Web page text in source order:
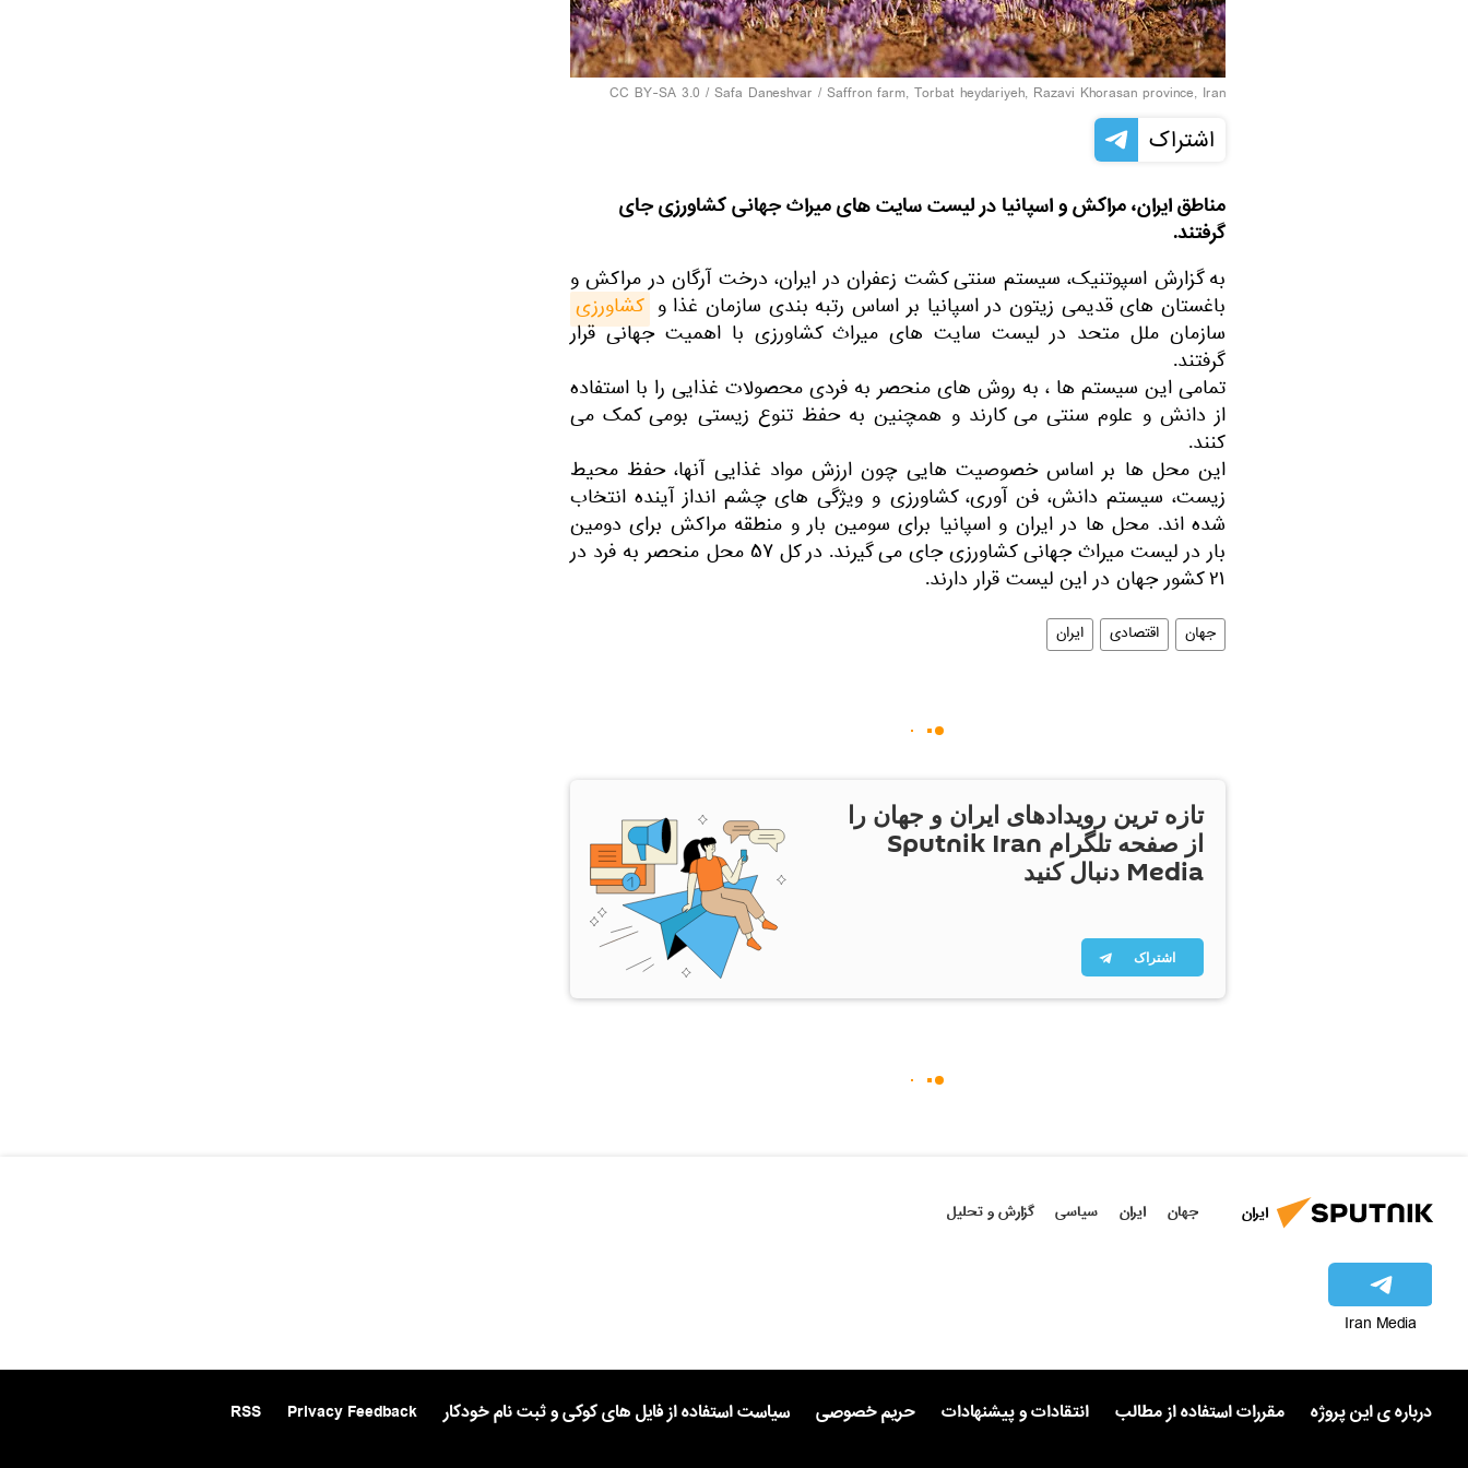
CC BY-SA 3.0 / Safa Daneshvar / Saffron farm, Torbat heydariyeh, Razavi Khorasan province, Iran
اشتراک
مناطق ایران، مراکش و اسپانیا در لیست سایت های میراث جهانی کشاورزی جای
گرفتند.
به گزارش اسپوتنیک، سیستم سنتی کشت زعفران در ایران، درخت آرگان در مراکش و
باغستان های قدیمی زیتون در اسپانیا بر اساس رتبه بندی سازمان غذا و کشاورزی
سازمان ملل متحد در لیست سایت های میراث کشاورزی با اهمیت جهانی قرار
گرفتند.
تمامی این سیستم ها ، به روش های منحصر به فردی محصولات غذایی را با استفاده
از دانش و علوم سنتی می کارند و همچنین به حفظ تنوع زیستی بومی کمک می
کنند.
این محل ها بر اساس خصوصیت هایی چون ارزش مواد غذایی آنها، حفظ محیط
زیست، سیستم دانش، فن آوری، کشاورزی و ویژگی های چشم انداز آینده انتخاب
شده اند. محل ها در ایران و اسپانیا برای سومین بار و منطقه مراکش برای دومین
بار در لیست میراث جهانی کشاورزی جای می گیرند. در کل ۵۷ محل منحصر به فرد در
۲۱ کشور جهان در این لیست قرار دارند.
جهان اقتصادی ایران
تازه ترین رویدادهای ایران و جهان را
از صفحه تلگرام Sputnik Iran
Media دنبال کنید
اشتراک
ایران جهان ایران سیاسی گزارش و تحلیل
Iran Media
درباره ی این پروژه مقررات استفاده از مطالب انتقادات و پیشنهادات حریم خصوصی سیاست استفاده از فایل های کوکی و ثبت نام خودکار Privacy Feedback
RSS